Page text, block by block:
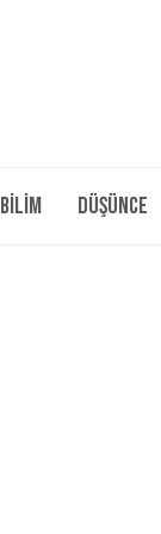
Bilim Düşünce